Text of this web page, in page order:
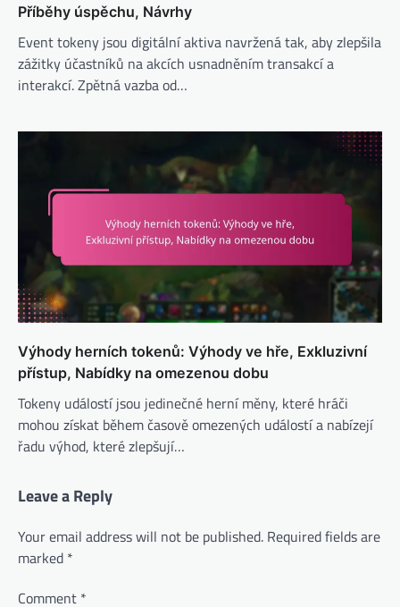
Příběhy úspěchu, Návrhy
Event tokeny jsou digitální aktiva navržená tak, aby zlepšila
zážitky účastníků na akcích usnadněním transakcí a
interakcí. Zpětná vazba od…
Výhody herních tokenů: Výhody ve hře, Exkluzivní
přístup, Nabídky na omezenou dobu
Tokeny událostí jsou jedinečné herní měny, které hráči
mohou získat během časově omezených událostí a nabízejí
řadu výhod, které zlepšují…
Leave a Reply
Your email address will not be published. Required fields are
marked *
Comment *